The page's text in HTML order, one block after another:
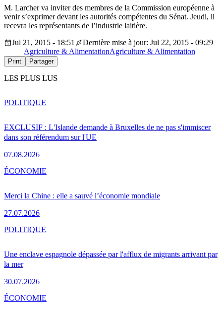
M. Larcher va inviter des membres de la Commission européenne à
venir s’exprimer devant les autorités compétentes du Sénat. Jeudi, il
recevra les représentants de l’industrie laitière.
Jul 21, 2015 - 18:51
Dernière mise à jour: Jul 22, 2015 - 09:29
Agriculture & AlimentationAgriculture & Alimentation
Print Partager
LES PLUS LUS
EXCLUSIF : L'Islande demande à Bruxelles de ne pas s'immiscer
dans son référendum sur l'UE
07.08.2026
POLITIQUE
Merci la Chine : elle a sauvé l’économie mondiale
27.07.2026
ÉCONOMIE
Une enclave espagnole dépassée par l'afflux de migrants arrivant par
la mer
30.07.2026
POLITIQUE
ÉCONOMIE